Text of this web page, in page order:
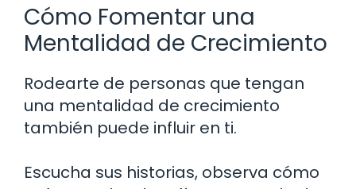
Cómo Fomentar una
Mentalidad de Crecimiento
Rodearte de personas que tengan
una mentalidad de crecimiento
también puede influir en ti.
Escucha sus historias, observa cómo